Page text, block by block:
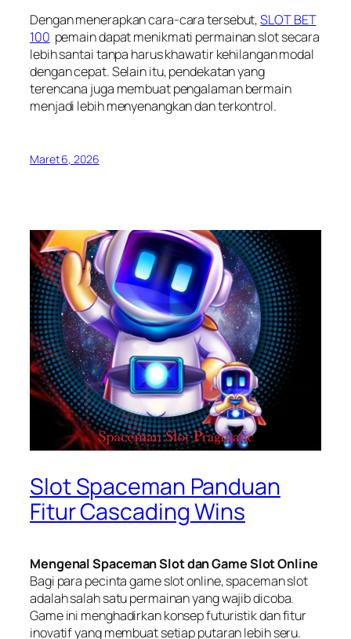
Dengan menerapkan cara-cara tersebut,SLOT BET
100 pemain dapat menikmati permainan slot secara
lebih santai tanpa harus khawatir kehilangan modal
dengan cepat. Selain itu, pendekatan yang
terencana juga membuat pengalaman bermain
menjadi lebih menyenangkan dan terkontrol.
Maret 6, 2026
Slot Spaceman Panduan
Fitur Cascading Wins
Mengenal Spaceman Slot dan Game Slot Online
Bagi para pecinta game slot online, spaceman slot
adalah salah satu permainan yang wajib dicoba.
Game ini menghadirkan konsep futuristik dan fitur
inovatif yang membuat setiap putaran lebih seru.